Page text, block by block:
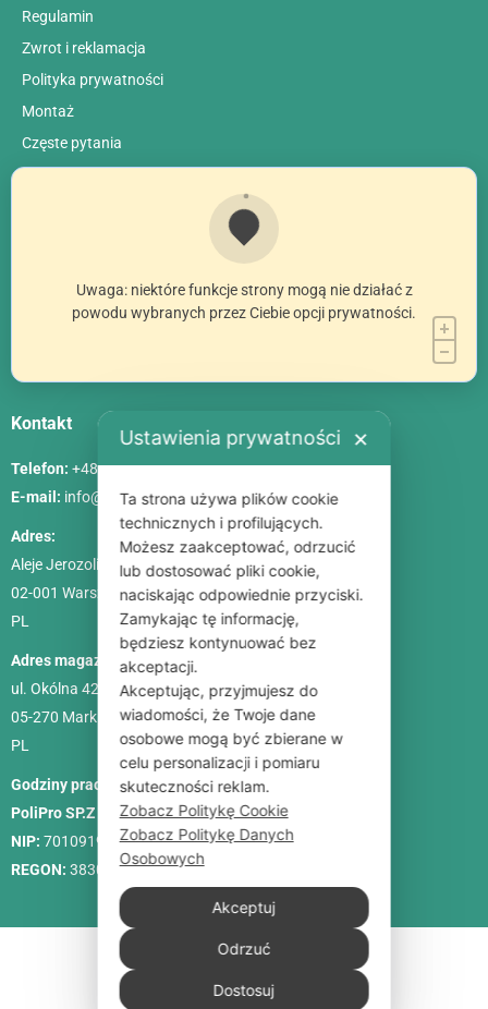
Regulamin
Zwrot i reklamacja
Polityka prywatności
Montaż
Сzęste pytania
Uwaga: niektóre funkcje strony mogą nie działać z
powodu wybranych przez Ciebie opcji prywatności.
Kontakt
Telefon: +48 786 84 83 84
E-mail: info@poliszklarnia.pl
Adres:
Aleje Jerozolimskie 85, lok. 21
02-001 Warszawa
PL
Adres magazynu:
ul. Okólna 42C
05-270 Marki
PL
Godziny pracy:
Pon. – Pt.: 9:00-18:00, Sob.: 10:00-15:00
PoliPro SP.Z O. O.
NIP: 7010919458
REGON: 383088713
Ustawienia prywatności ✕
Ta strona używa plików cookie
technicznych i profilujących.
Możesz zaakceptować, odrzucić
lub dostosować pliki cookie,
naciskając odpowiednie przyciski.
Zamykając tę informację,
będziesz kontynuować bez
akceptacji.
Akceptując, przyjmujesz do
wiadomości, że Twoje dane
osobowe mogą być zbierane w
celu personalizacji i pomiaru
skuteczności reklam.
Zobacz Politykę Cookie
Zobacz Politykę Danych
Osobowych
Akceptuj
Odrzuć
Dostosuj